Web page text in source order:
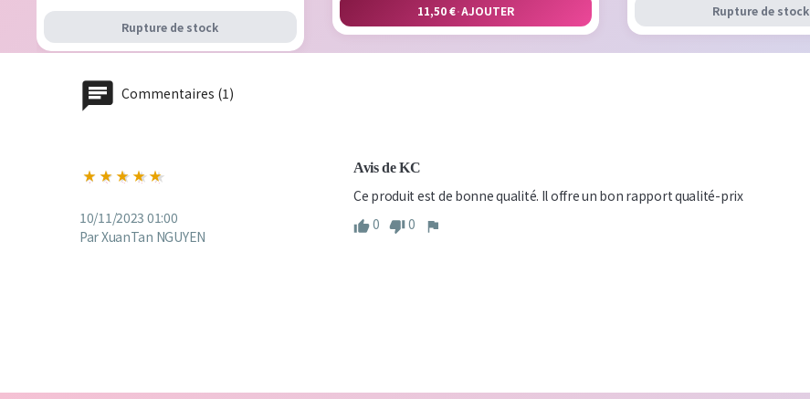
Rupture de stock
11,50 €·AJOUTER Rupture de stock
Commentaires (1)
10/11/2023 01:00
Par XuanTan NGUYEN
Avis de KC
Ce produit est de bonne qualité. Il offre un bon rapport qualité-prix
0
0